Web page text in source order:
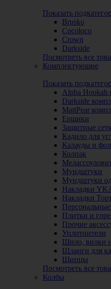
Показать
Brusko
Cocoloco
Crown
Darkside
Посмотреть все
Комплектующие
Показать
Alpha
Darkside
MattPear
Ершики
Защитные
Кадило для
Калауды и
Колпак
Мундштуки
Мундштуки
Накладки
Накладки
Плитки и
Прочие
Уплотнители
Шило, вилки
Шланги для
Щипцы
Посмотреть все
Колбы